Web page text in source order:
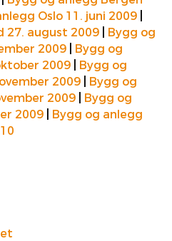
Oslo 11. juni 2009
27. august 2009
Bygg og
2009
Bygg og
2009
Bygg og
2009
Bygg og
2009
Bygg og
2009
Bygg og anlegg